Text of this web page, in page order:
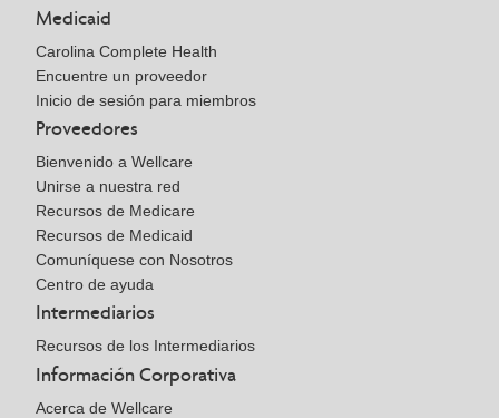
Medicaid
Carolina Complete Health
Encuentre un proveedor
Inicio de sesión para miembros
Proveedores
Bienvenido a Wellcare
Unirse a nuestra red
Recursos de Medicare
Recursos de Medicaid
Comuníquese con Nosotros
Centro de ayuda
Intermediarios
Recursos de los Intermediarios
Información Corporativa
Acerca de Wellcare